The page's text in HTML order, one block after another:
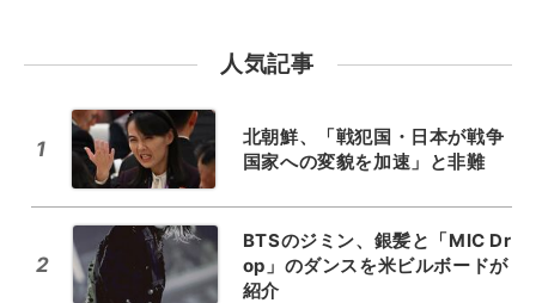
人気記事
1
北朝鮮、「戦犯国・日本が戦争
国家への変貌を加速」と非難
2
BTSのジミン、銀髪と「MIC Dr
op」のダンスを米ビルボードが
紹介